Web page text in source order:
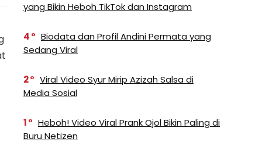
yang Bikin Heboh TikTok dan Instagram
4
Biodata dan Profil Andini Permata yang
Sedang Viral
2
Viral Video Syur Mirip Azizah Salsa di
Media Sosial
1
Heboh! Video Viral Prank Ojol Bikin Paling di
Buru Netizen